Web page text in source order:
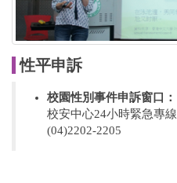
性平申訴
校園性別事件申訴窗口：
校安中心24小時緊急專線
(04)2202-2205